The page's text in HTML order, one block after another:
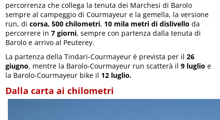
percorrenza che collega la tenuta dei Marchesi di Barolo
sempre al campeggio di Courmayeur e la gemella, la versione
run, dicorsa, 500 chilometri, 10 mila metri di dislivello da
percorrere in7 giorni, sempre con partenza dalla tenuta di
Barolo e arrivo al Peuterey.
La partenza della Tindari-Courmayeur è prevista per il 26
giugno, mentre la Barolo-Courmayeur run scatterà il 9 luglio e
la Barolo-Courmayeur bike il 12 luglio.
Dalla carta ai chilometri